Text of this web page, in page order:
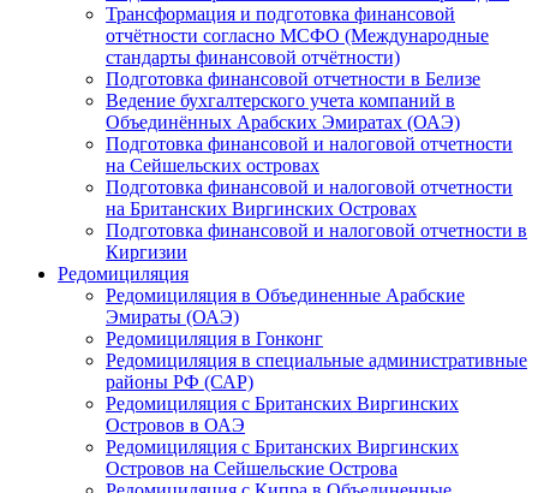
Трансформация и подготовка финансовой
отчётности согласно МСФО (Международные
стандарты финансовой отчётности)
Подготовка финансовой отчетности в Белизе
Ведение бухгалтерского учета компаний в
Объединённых Арабских Эмиратах (ОАЭ)
Подготовка финансовой и налоговой отчетности
на Сейшельских островах
Подготовка финансовой и налоговой отчетности
на Британских Виргинских Островах
Подготовка финансовой и налоговой отчетности в
Киргизии
Редомициляция
Редомициляция в Объединенные Арабские
Эмираты (ОАЭ)
Редомициляция в Гонконг
Редомициляция в специальные административные
районы РФ (САР)
Редомициляция с Британских Виргинских
Островов в ОАЭ
Редомициляция с Британских Виргинских
Островов на Сейшельские Острова